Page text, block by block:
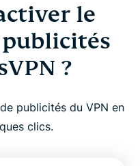
le
?
publicités du VPN en
clics.